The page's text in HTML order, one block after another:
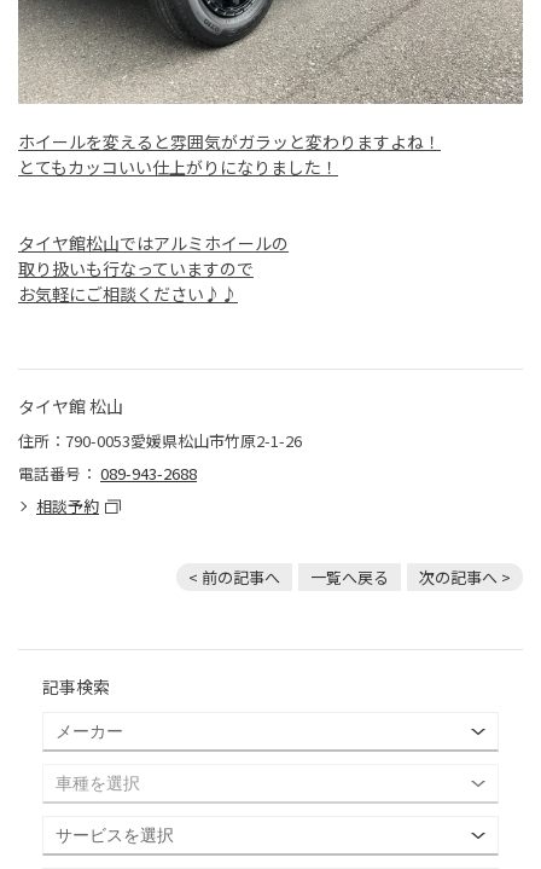
ホイールを変えると雰囲気がガラッと変わりますよね！
とてもカッコいい仕上がりになりました！
タイヤ館松山ではアルミホイールの
取り扱いも行なっていますので
お気軽にご相談ください♪♪
タイヤ館 松山
住所：790-0053愛媛県松山市竹原2-1-26
電話番号： 089-943-2688
相談予約
< 前の記事へ 一覧へ戻る 次の記事へ >
記事検索